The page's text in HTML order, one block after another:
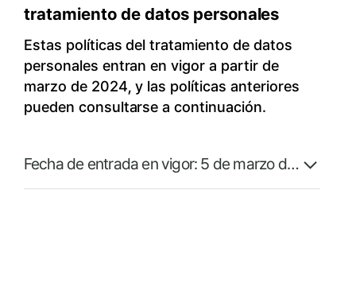
tratamiento de datos personales
Estas políticas del tratamiento de datos
personales entran en vigor a partir de
marzo de 2024, y las políticas anteriores
pueden consultarse a continuación.